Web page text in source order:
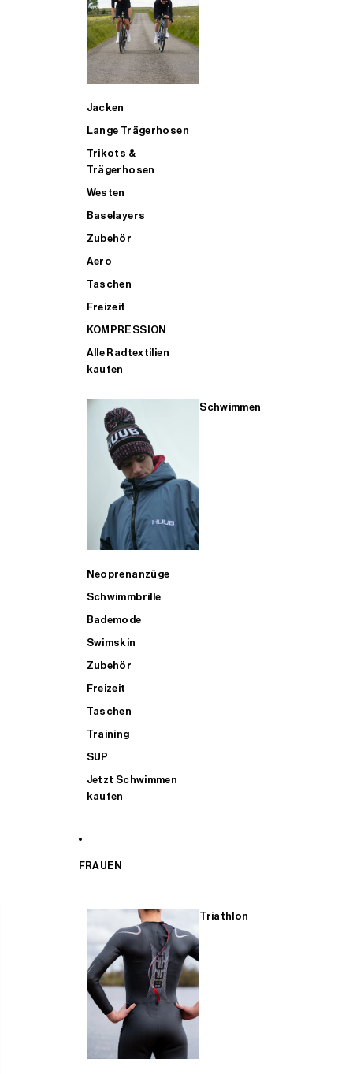
Jacken
Lange Trägerhosen
Trikots &
Trägerhosen
Westen
Baselayers
Zubehör
Aero
Taschen
Freizeit
KOMPRESSION
Alle Radtextilien
kaufen
Schwimmen
Neoprenanzüge
Schwimmbrille
Bademode
Swimskin
Zubehör
Freizeit
Taschen
Training
SUP
Jetzt Schwimmen
kaufen
FRAUEN
Triathlon
ALLE TRIATHLONARTIKEL FÜR MÄNNER KAUFEN